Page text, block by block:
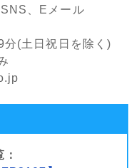
、Eメール
分(土日祝日を除く)